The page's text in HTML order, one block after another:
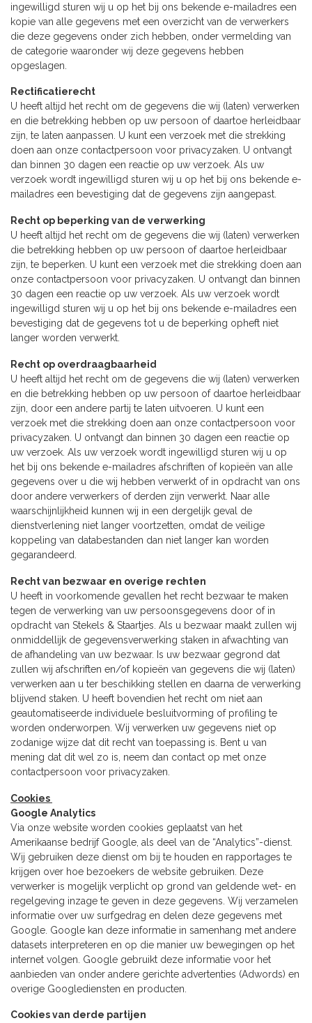
ingewilligd sturen wij u op het bij ons bekende e-mailadres een
kopie van alle gegevens met een overzicht van de verwerkers
die deze gegevens onder zich hebben, onder vermelding van
de categorie waaronder wij deze gegevens hebben
opgeslagen.
Rectificatierecht
U heeft altijd het recht om de gegevens die wij (laten) verwerken
en die betrekking hebben op uw persoon of daartoe herleidbaar
zijn, te laten aanpassen. U kunt een verzoek met die strekking
doen aan onze contactpersoon voor privacyzaken. U ontvangt
dan binnen 30 dagen een reactie op uw verzoek. Als uw
verzoek wordt ingewilligd sturen wij u op het bij ons bekende e-
mailadres een bevestiging dat de gegevens zijn aangepast.
Recht op beperking van de verwerking
U heeft altijd het recht om de gegevens die wij (laten) verwerken
die betrekking hebben op uw persoon of daartoe herleidbaar
zijn, te beperken. U kunt een verzoek met die strekking doen aan
onze contactpersoon voor privacyzaken. U ontvangt dan binnen
30 dagen een reactie op uw verzoek. Als uw verzoek wordt
ingewilligd sturen wij u op het bij ons bekende e-mailadres een
bevestiging dat de gegevens tot u de beperking opheft niet
langer worden verwerkt.
Recht op overdraagbaarheid
U heeft altijd het recht om de gegevens die wij (laten) verwerken
en die betrekking hebben op uw persoon of daartoe herleidbaar
zijn, door een andere partij te laten uitvoeren. U kunt een
verzoek met die strekking doen aan onze contactpersoon voor
privacyzaken. U ontvangt dan binnen 30 dagen een reactie op
uw verzoek. Als uw verzoek wordt ingewilligd sturen wij u op
het bij ons bekende e-mailadres afschriften of kopieën van alle
gegevens over u die wij hebben verwerkt of in opdracht van ons
door andere verwerkers of derden zijn verwerkt. Naar alle
waarschijnlijkheid kunnen wij in een dergelijk geval de
dienstverlening niet langer voortzetten, omdat de veilige
koppeling van databestanden dan niet langer kan worden
gegarandeerd.
Recht van bezwaar en overige rechten
U heeft in voorkomende gevallen het recht bezwaar te maken
tegen de verwerking van uw persoonsgegevens door of in
opdracht van Stekels & Staartjes. Als u bezwaar maakt zullen wij
onmiddellijk de gegevensverwerking staken in afwachting van
de afhandeling van uw bezwaar. Is uw bezwaar gegrond dat
zullen wij afschriften en/of kopieën van gegevens die wij (laten)
verwerken aan u ter beschikking stellen en daarna de verwerking
blijvend staken. U heeft bovendien het recht om niet aan
geautomatiseerde individuele besluitvorming of profiling te
worden onderworpen. Wij verwerken uw gegevens niet op
zodanige wijze dat dit recht van toepassing is. Bent u van
mening dat dit wel zo is, neem dan contact op met onze
contactpersoon voor privacyzaken.
Cookies
Google Analytics
Via onze website worden cookies geplaatst van het
Amerikaanse bedrijf Google, als deel van de “Analytics”-dienst.
Wij gebruiken deze dienst om bij te houden en rapportages te
krijgen over hoe bezoekers de website gebruiken. Deze
verwerker is mogelijk verplicht op grond van geldende wet- en
regelgeving inzage te geven in deze gegevens. Wij verzamelen
informatie over uw surfgedrag en delen deze gegevens met
Google. Google kan deze informatie in samenhang met andere
datasets interpreteren en op die manier uw bewegingen op het
internet volgen. Google gebruikt deze informatie voor het
aanbieden van onder andere gerichte advertenties (Adwords) en
overige Googlediensten en producten.
Cookies van derde partijen